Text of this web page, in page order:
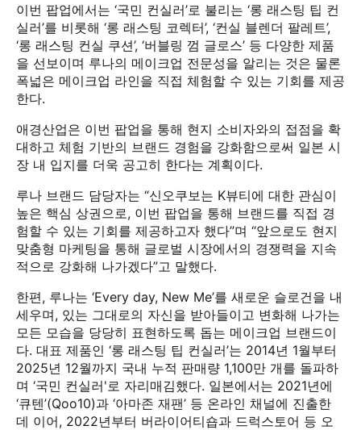
이번 팝업에서는 ‘국민 컨실러’로 불리는 ‘롱 래스팅 팁 컨
실러’를 비롯해 ‘롱 래스팅 코렉터’, ‘컨실 블렌더 팔레트’,
‘롱 래스팅 컨실 쿠션’, ‘버블링 껌 글로스’ 등 다양한 제품
을 선보이며 루나의 메이크업 전문성을 알리는 것은 물론
폭넓은 메이크업 라인을 직접 체험할 수 있는 기회를 제공
한다.
애경산업은 이번 팝업을 통해 현지 소비자와의 접점을 확
대하고 체험 기반의 브랜드 경험을 강화함으로써 일본 시
장 내 입지를 더욱 공고히 한다는 계획이다.
루나 브랜드 담당자는 “신오쿠보는 K뷰티에 대한 관심이
높은 핵심 상권으로, 이번 팝업을 통해 브랜드를 직접 경
험할 수 있는 기회를 제공하고자 했다”며 “앞으로도 현지
맞춤형 마케팅을 통해 글로벌 시장에서의 경쟁력을 지속
적으로 강화해 나가겠다”고 말했다.
한편, 루나는 ‘Every day, New Me’를 새로운 슬로건을 내
세우며, 있는 그대로의 자신을 받아들이고 변화해 나가는
모든 모습을 당당히 표현하도록 돕는 메이크업 브랜드이
다. 대표 제품인 ‘롱 래스팅 팁 컨실러’는 2014년 1월부터
2025년 12월까지 국내 누적 판매량 1,100만 개를 돌파하
며 ‘국민 컨실러'로 자리매김했다. 일본에서는 2021년에
‘큐텐’(Qoo10)과 ‘아마존 재팬’ 등 온라인 채널에 진출한
데 이어, 2022년부터 버라이어티숍과 드럭스토어 등 오